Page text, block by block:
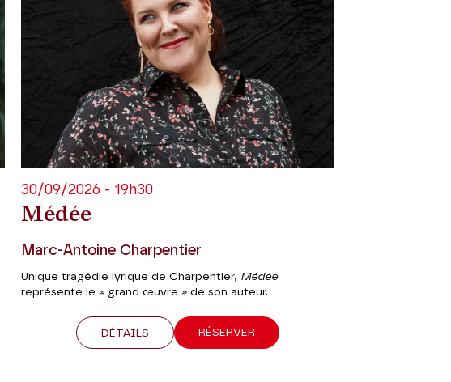
Médée
30/09/2026 - 19h30
Marc-Antoine Charpentier
Unique tragédie lyrique de Charpentier, Médée
représente le « grand œuvre » de son auteur.
DÉTAILS RÉSERVER